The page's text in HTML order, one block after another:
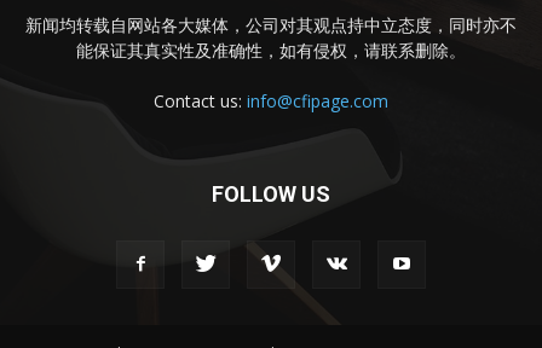
新闻均转载自网站各大媒体，公司对其观点持中立态度，同时亦不
能保证其真实性及准确性，如有侵权，请联系删除。
Contact us: info@cfipage.com
FOLLOW US